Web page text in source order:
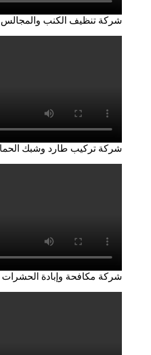
شركة تنظيف الكنب والمجالس
شركة تركيب طارد وشبك
شركة مكافحة وإبادة الحشرات